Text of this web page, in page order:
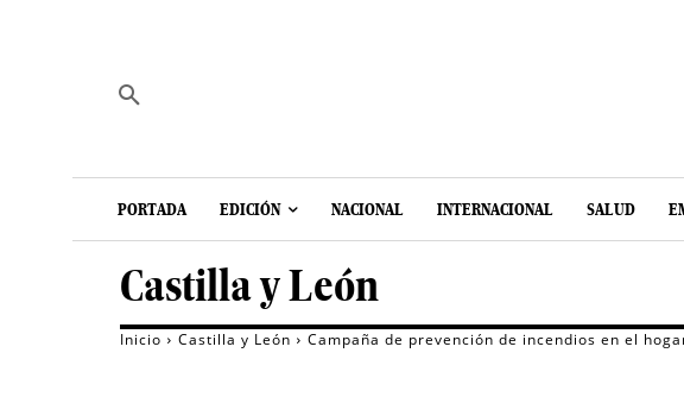
PORTADA EDICIÓN NACIONAL INTERNACIONAL SALUD
Castilla y León
Inicio Castilla y León Campaña de prevención de incendios en el